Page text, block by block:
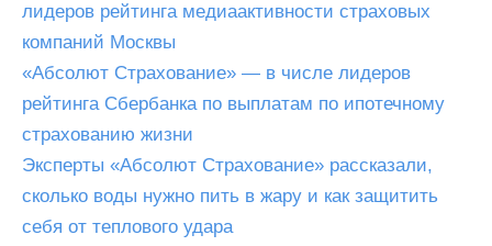
лидеров рейтинга медиаактивности страховых
компаний Москвы
«Абсолют Страхование» — в числе лидеров
рейтинга Сбербанка по выплатам по ипотечному
страхованию жизни
Эксперты «Абсолют Страхование» рассказали,
сколько воды нужно пить в жару и как защитить
себя от теплового удара